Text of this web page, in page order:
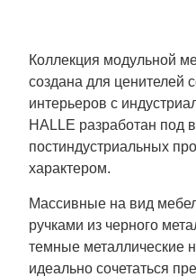
Коллекция модульной
создана для ценителей
интерьеров с
HALLE разработан под
постиндустриальных
характером.
Массивные на вид
ручками из черного
темные металлические
идеально сочетаться